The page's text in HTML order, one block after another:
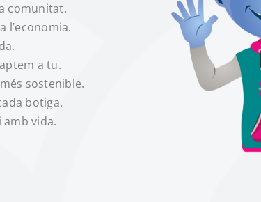
comunitat.
l’economia.
a tu.
sostenible.
botiga.
vida.